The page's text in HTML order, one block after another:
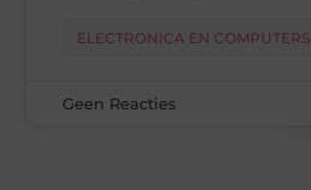
ELECTRONICA EN COMPUTERS
Geen Reacties